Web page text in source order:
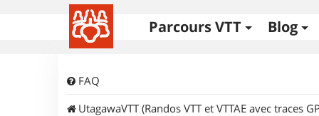
Parcours VTT Blog
FAQ
UtagawaVTT (Randos VTT et VTTAE avec traces